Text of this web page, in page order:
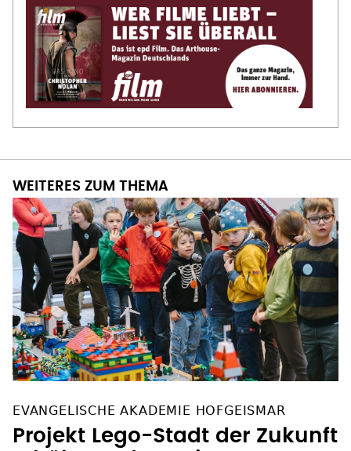
WEITERES ZUM THEMA
EVANGELISCHE AKADEMIE HOFGEISMAR
Projekt Lego-Stadt der Zukunft